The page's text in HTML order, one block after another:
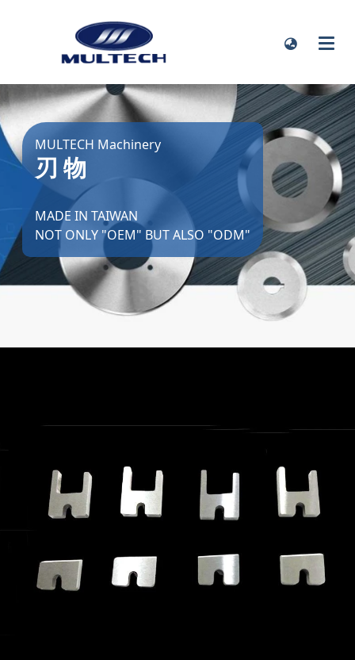
MULTECH Machinery
刃 物
MADE IN TAIWAN
NOT ONLY "OEM" BUT ALSO "ODM"